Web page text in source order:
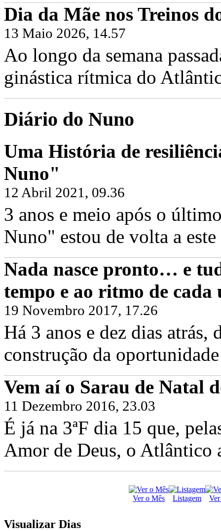
Dia da Mãe nos Treinos
13 Maio 2026, 14.57
Ao longo da semana
ginástica rítmica do
Diário do Nuno
Uma História de
Nuno"
12 Abril 2021, 09.36
3 anos e meio após o
Nuno" estou de volta a este
Nada nasce pronto… e
tempo e ao ritmo de cada
19 Novembro 2017, 17.26
Há 3 anos e dez dias atrás,
construção da
Vem aí o Sarau de Natal
11 Dezembro 2016, 23.03
É já na 3ªF dia 15 que,
Amor de Deus, o Atlântico
Ver o Mês Listagem
Visualizar Dias